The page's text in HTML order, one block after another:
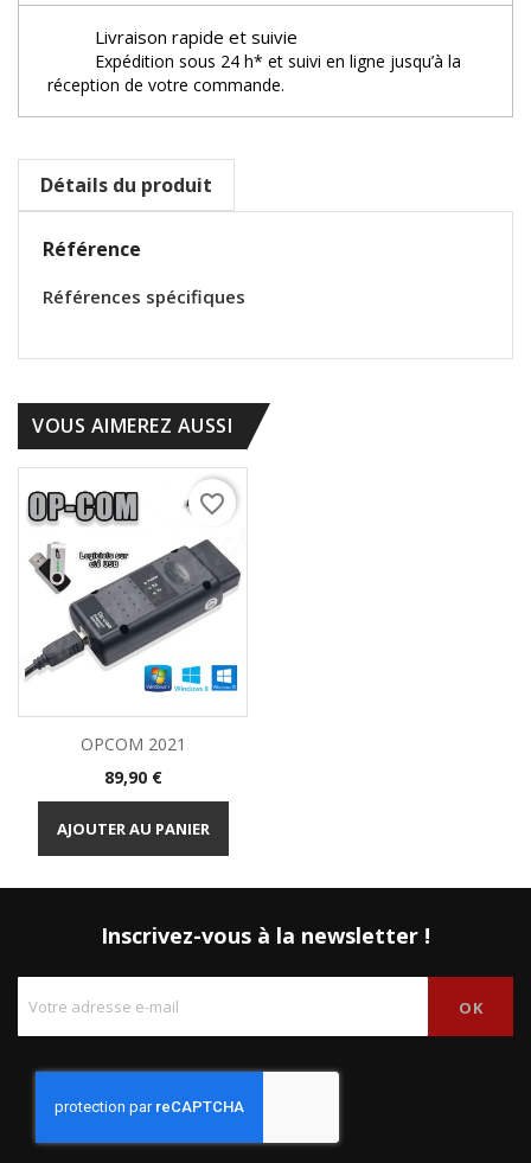
Livraison rapide et suivie
Expédition sous 24 h* et suivi en ligne jusqu’à la
réception de votre commande.
Détails du produit
Référence
Références spécifiques
VOUS AIMEREZ AUSSI
OPCOM 2021
Prix
89,90 €
AJOUTER AU PANIER
favorite_border
Inscrivez-vous à la newsletter !